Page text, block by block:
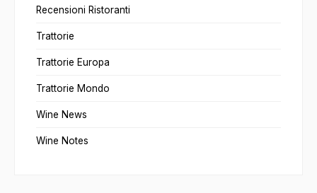
Recensioni Ristoranti
Trattorie
Trattorie Europa
Trattorie Mondo
Wine News
Wine Notes